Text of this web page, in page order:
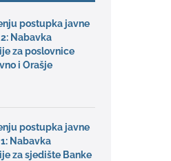
postupka javne
Nabavka
za poslovnice
i Orašje
postupka javne
Nabavka
za sjedište Banke